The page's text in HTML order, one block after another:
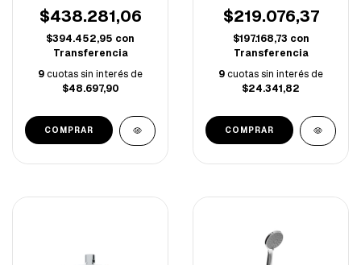
$438.281,06
$394.452,95 con
Transferencia
9cuotas sin interés de
$48.697,90
$219.076,37
$197.168,73 con
Transferencia
9cuotas sin interés de
$24.341,82